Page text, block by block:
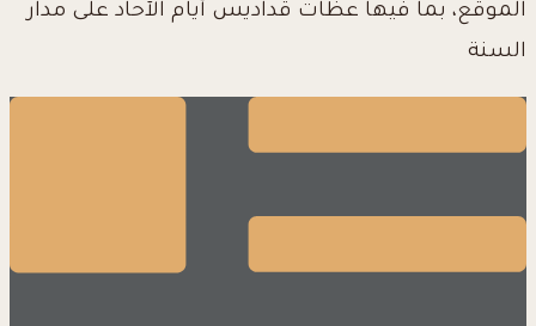
الموقع، بما فيها عظات قداديس أيام الآحاد على مدار
السنة